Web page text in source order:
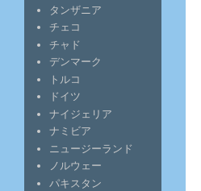
タンザニア
チェコ
チャド
デンマーク
トルコ
ドイツ
ナイジェリア
ナミビア
ニュージーランド
ノルウェー
パキスタン